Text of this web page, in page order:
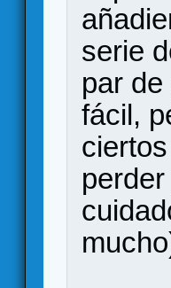
serie
par
fácil,